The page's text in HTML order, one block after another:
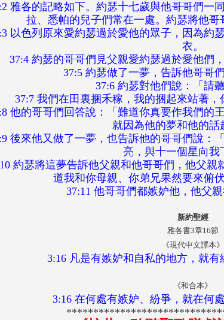
雅各的記略如下。約瑟十七歲與他哥哥們一
拉、悉帕的兒子們常在一處。約瑟將他哥
以色列原來愛約瑟過於愛他的眾子，因為約
衣。
37:4 約瑟的哥哥們見父親愛約瑟過於愛他們
37:5 約瑟做了一夢，告訴他哥哥
37:6 約瑟對他們說：「請
37:7 我們在田裏捆禾稼，我的捆起來站著，
他的哥哥們回答說：「難道你真要作我們的
就因為他的夢和他的話
後來他又做了一夢，也告訴他的哥哥們說：
亮，與十一個星向我
約瑟將這夢告訴他父親和他哥哥們，他父
道我和你母親、你弟兄果然要來俯
37:11 他哥哥們都嫉妒他，他父親
新約聖經
雅各書3章16節
《現代中文譯本》
3:16 凡是有嫉妒和自私的地方，就有
《和合本》
3:16 在何處有嫉妒、紛爭，就在何